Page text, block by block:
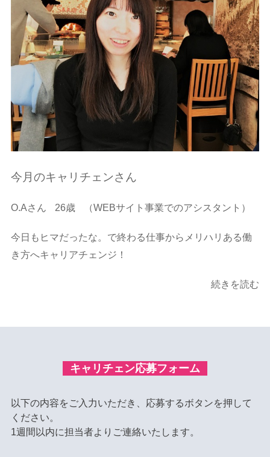
今月のキャリチェンさん
O.Aさん 26歳 （WEBサイト事業でのアシスタント）
今日もヒマだったな。で終わる仕事からメリハリある働
き方へキャリアチェンジ！
続きを読む
キャリチェン応募フォーム
以下の内容をご入力いただき、応募するボタンを押して
ください。
1週間以内に担当者よりご連絡いたします。